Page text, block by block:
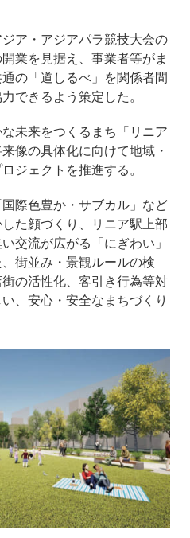
ア・アジアパラ競技大会の
業を見据え、事業者等がま
の「道しるべ」を関係者間
できるよう策定した。
未来をつくるまち「リニア
像の具体化に向けて地域・
ジェクトを推進する。
際色豊か・サブカル」など
た顔づくり、リニア駅上部
交流が広がる「にぎわい」
街並み・景観ルールの検
の活性化、客引き行為等対
、安心・安全なまちづくり